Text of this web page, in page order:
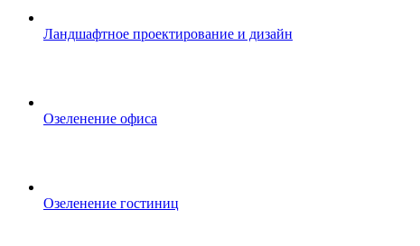
Ландшафтное проектирование и дизайн
Озеленение офиса
Озеленение гостиниц